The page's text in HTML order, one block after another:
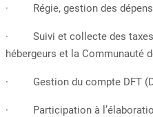
· Régie, gestion des
· Suivi et collecte des taxes
hébergeurs et la Communauté
· Gestion du compte DFT
· Participation à l’élaboration